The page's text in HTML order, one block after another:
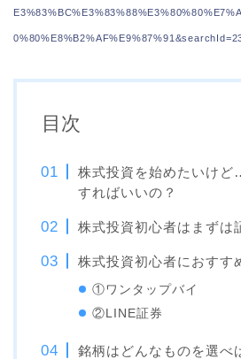
目次
株式投資を始めたいけ
すればいいの？
株式投資初心者はまずは
株式投資初心者におすす
①ワンタップバイ
②LINE証券
銘柄はどんなものを選べ